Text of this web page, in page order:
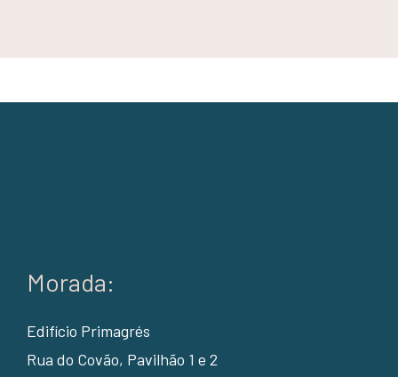
Morada:
Edifício Primagrés
Rua do Covão, Pavilhão 1 e 2